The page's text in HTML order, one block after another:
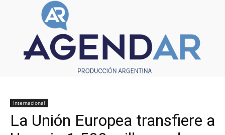
Internacional
La Unión Europea transfiere a